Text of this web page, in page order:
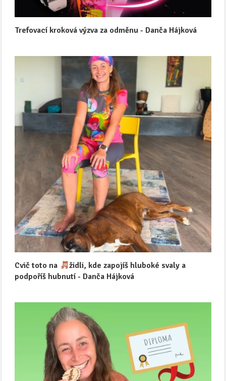
Trefovací kroková výzva za odměnu - Danča Hájková
Cvič toto na
židli, kde zapojíš hluboké svaly a
podpoříš hubnutí - Danča Hájková